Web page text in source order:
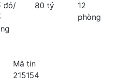
đỏ/
80 tỷ
12
phòng
Mã tin
215154